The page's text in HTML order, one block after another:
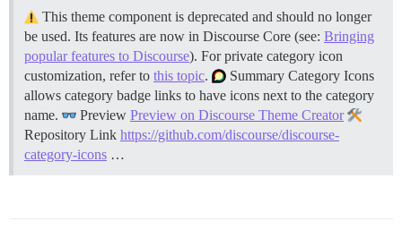
This theme component is deprecated and should no longer
be used. Its features are now in Discourse Core (see: Bringing
popular features to Discourse). For private category icon
customization, refer to this topic.
Summary Category Icons
allows category badge links to have icons next to the category
name.
Preview Preview on Discourse Theme Creator
Repository Link https://github.com/discourse/discourse-
category-icons …